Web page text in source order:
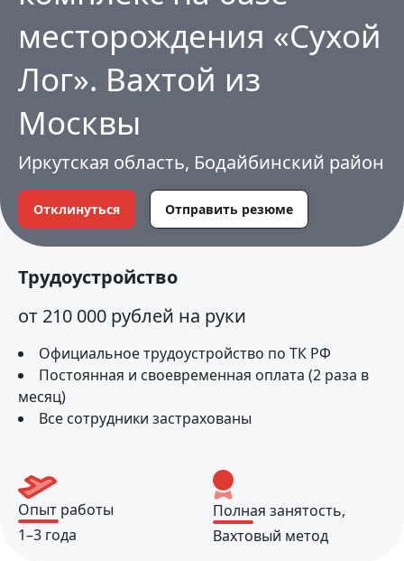
месторождения «Сухой
Лог». Вахтой из
Москвы
Иркутская область, Бодайбинский район
Отклинуться Отправить резюме
Трудоустройство
от 210 000 рублей на руки
Официальное трудоустройство по ТК РФ
Постоянная и своевременная оплата (2 раза в
месяц)
Все сотрудники застрахованы
Опыт работы
1–3 года
Полная занятость,
Вахтовый метод